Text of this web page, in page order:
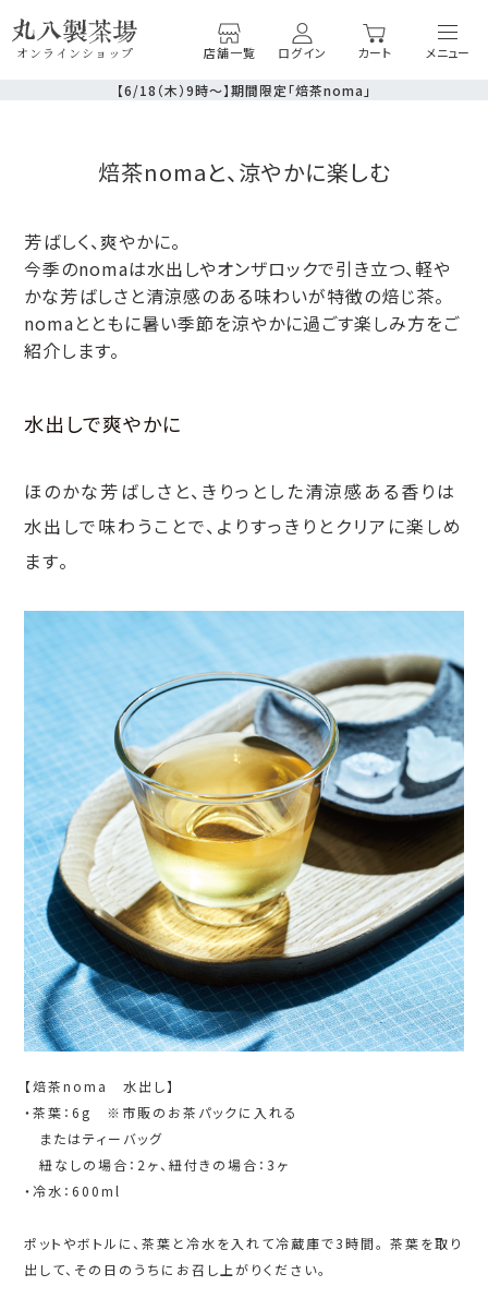
オンラインショップ 店舗一覧 ログイン カート
【6/18（木）9時〜】期間限定「焙茶noma」
焙茶nomaと、涼やかに楽しむ
芳ばしく、爽やかに。
今季のnomaは水出しやオンザロックで引き立つ、軽や
かな芳ばしさと清涼感のある味わいが特徴の焙じ茶。
nomaとともに暑い季節を涼やかに過ごす楽しみ方をご
紹介します。
水出しで爽やかに
ほのかな芳ばしさと、きりっとした清涼感ある香りは
水出しで味わうことで、よりすっきりとクリアに楽しめ
ます。
【焙茶noma 水出し】
・茶葉：6g ※市販のお茶パックに入れる
またはティーバッグ
紐なしの場合：2ヶ、紐付きの場合：3ヶ
・冷水：600ml
ポットやボトルに、茶葉と冷水を入れて冷蔵庫で3時間。 茶葉を取り
出して、その日のうちにお召し上がりください。